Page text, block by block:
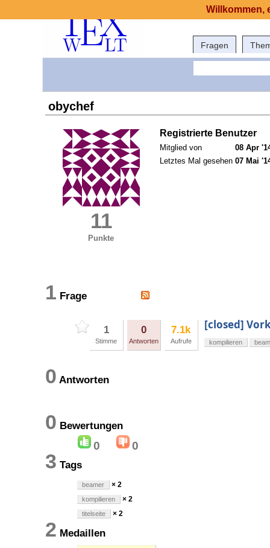
Fragen
obychef
11
Punkte
Registrierte Benutzer
Mitglied von
08 Apr
Letztes Mal gesehen 07 Mai
1 Frage
1
Stimme
0
Antworten
7.1k
Aufrufe
[closed]
kompilieren
0 Antworten
0 Bewertungen
0 0
3 Tags
beamer × 2
kompilieren × 2
titelseite × 2
2 Medaillen
Willkommen,